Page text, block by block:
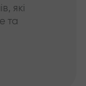
які
та